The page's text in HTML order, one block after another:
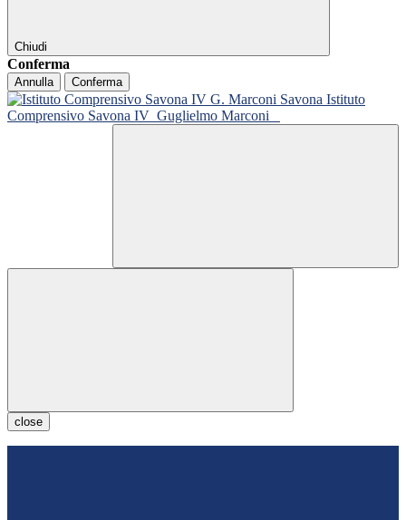
Chiudi
Conferma
Annulla Conferma
Istituto
Comprensivo Savona IV Guglielmo Marconi
close